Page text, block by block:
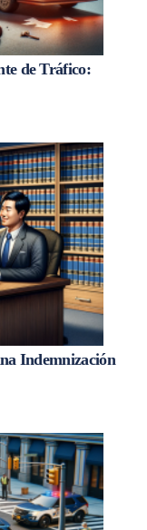
de Tráfico:
Indemnización